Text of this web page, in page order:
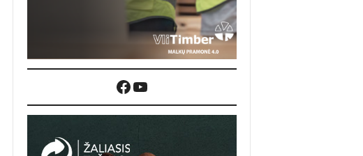
Facebook
YouTube